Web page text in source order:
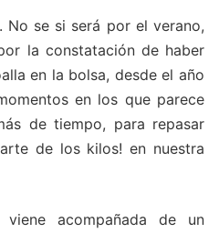
No se si será por el verano,
la constatación de haber
en la bolsa, desde el año
en los que parece
de tiempo, para repasar
de los kilos! en nuestra
acompañada de un